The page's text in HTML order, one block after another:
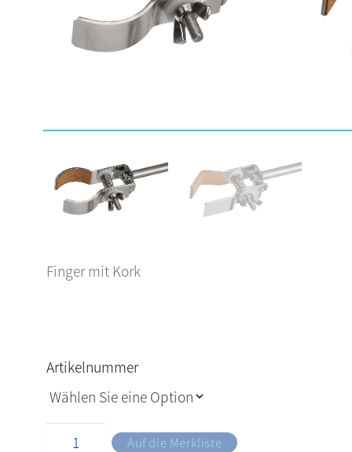
Finger mit Kork
Artikelnummer
Auf die Merkliste